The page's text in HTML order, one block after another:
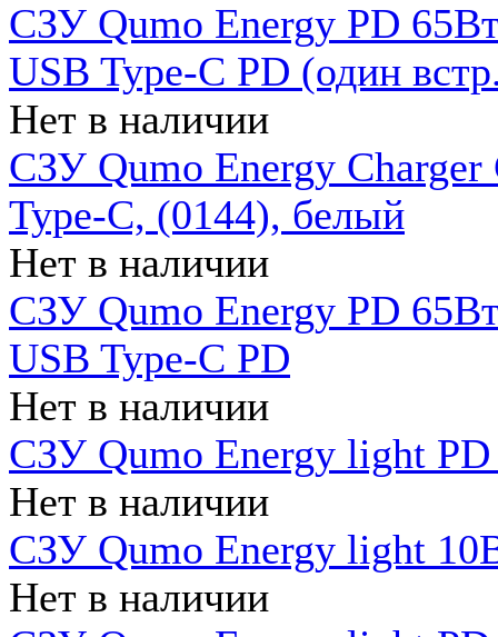
СЗУ Qumo Energy PD
USB Type-C PD (один
Нет в наличии
СЗУ Qumo Energy
Type-C, (0144), белый
Нет в наличии
СЗУ Qumo Energy PD
USB Type-C PD
Нет в наличии
СЗУ Qumo Energy light
Нет в наличии
СЗУ Qumo Energy light
Нет в наличии